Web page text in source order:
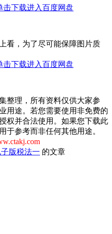
击下载进入百度网盘
看，为了尽可能保障图片质
击下载进入百度网盘
整理，所有资料仅供大家参
用途。若您需要使用非免费的
权并合法使用。如果您下载此
于参考而非任何其他用途。
版税法一 的文章